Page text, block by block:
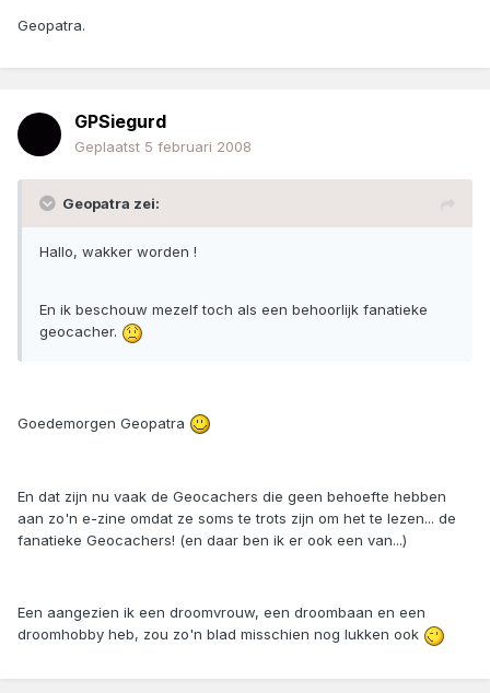
Geopatra.
GPSiegurd
Geplaatst 5 februari 2008
Geopatra zei:
Hallo, wakker worden !
En ik beschouw mezelf toch als een behoorlijk fanatieke
geocacher.
Goedemorgen Geopatra
En dat zijn nu vaak de Geocachers die geen behoefte hebben
aan zo'n e-zine omdat ze soms te trots zijn om het te lezen... de
fanatieke Geocachers! (en daar ben ik er ook een van...)
Een aangezien ik een droomvrouw, een droombaan en een
droomhobby heb, zou zo'n blad misschien nog lukken ook